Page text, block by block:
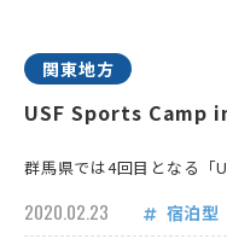
関東地方
USF Sports Camp
群馬県では4回目となる「
2020.02.23 宿泊型